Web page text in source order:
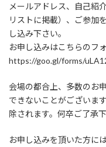
メールアドレス、自己紹
リストに掲載）、ご参加
し込み下さい。
お申し込みはこちらのフ
https://goo.gl/forms/
会場の都合上、多数のお
できないことがございま
除されます。何卒ご了承下
お申し込みを頂いた方に